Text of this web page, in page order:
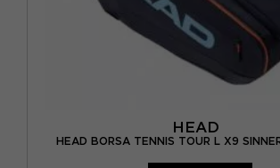
HEAD
HEAD BORSA TENNIS TOUR L X9